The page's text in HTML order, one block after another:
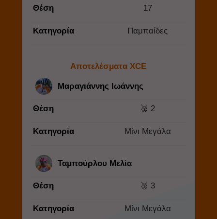
Θέση 17
Κατηγορία Παμπαίδες
Αποτελέσματα XCE
Μαραγιάννης Ιωάννης
Θέση 🥈 2
Κατηγορία Μίνι Μεγάλα
Ταμπούρλου Μελία
Θέση 🥉 3
Κατηγορία Μίνι Μεγάλα